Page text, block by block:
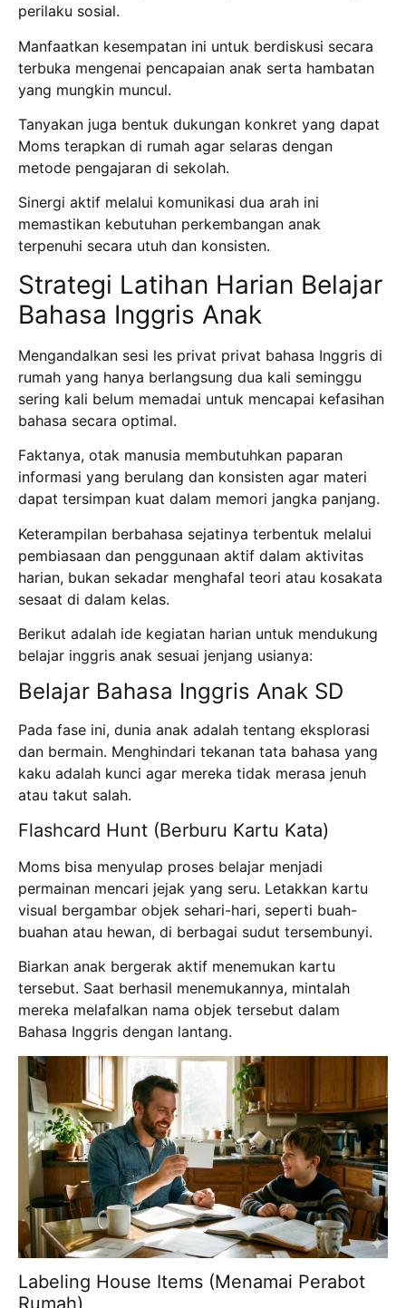
perilaku sosial.
Manfaatkan kesempatan ini untuk berdiskusi secara
terbuka mengenai pencapaian anak serta hambatan
yang mungkin muncul.
Tanyakan juga bentuk dukungan konkret yang dapat
Moms terapkan di rumah agar selaras dengan
metode pengajaran di sekolah.
Sinergi aktif melalui komunikasi dua arah ini
memastikan kebutuhan perkembangan anak
terpenuhi secara utuh dan konsisten.
Strategi Latihan Harian Belajar
Bahasa Inggris Anak
Mengandalkan sesi les privat privat bahasa Inggris di
rumah yang hanya berlangsung dua kali seminggu
sering kali belum memadai untuk mencapai kefasihan
bahasa secara optimal.
Faktanya, otak manusia membutuhkan paparan
informasi yang berulang dan konsisten agar materi
dapat tersimpan kuat dalam memori jangka panjang.
Keterampilan berbahasa sejatinya terbentuk melalui
pembiasaan dan penggunaan aktif dalam aktivitas
harian, bukan sekadar menghafal teori atau kosakata
sesaat di dalam kelas.
Berikut adalah ide kegiatan harian untuk mendukung
belajar inggris anak sesuai jenjang usianya:
Belajar Bahasa Inggris Anak SD
Pada fase ini, dunia anak adalah tentang eksplorasi
dan bermain. Menghindari tekanan tata bahasa yang
kaku adalah kunci agar mereka tidak merasa jenuh
atau takut salah.
Flashcard Hunt (Berburu Kartu Kata)
Moms bisa menyulap proses belajar menjadi
permainan mencari jejak yang seru. Letakkan kartu
visual bergambar objek sehari-hari, seperti buah-
buahan atau hewan, di berbagai sudut tersembunyi.
Biarkan anak bergerak aktif menemukan kartu
tersebut. Saat berhasil menemukannya, mintalah
mereka melafalkan nama objek tersebut dalam
Bahasa Inggris dengan lantang.
Labeling House Items (Menamai Perabot
Rumah)